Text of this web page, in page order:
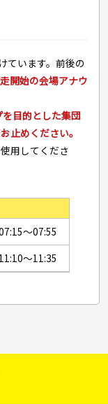
ています。前後の
開始の会場アナウ
目的とした集団
止めください。
用してくださ
〜07:55
11:10～11:35